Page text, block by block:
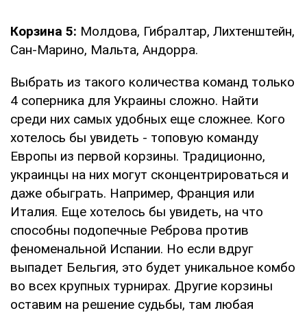
Корзина 5: Молдова, Гибралтар, Лихтенштейн,
Сан-Марино, Мальта, Андорра.
Выбрать из такого количества команд только
4 соперника для Украины сложно. Найти
среди них самых удобных еще сложнее. Кого
хотелось бы увидеть - топовую команду
Европы из первой корзины. Традиционно,
украинцы на них могут сконцентрироваться и
даже обыграть. Например, Франция или
Италия. Еще хотелось бы увидеть, на что
способны подопечные Реброва против
феноменальной Испании. Но если вдруг
выпадет Бельгия, это будет уникальное комбо
во всех крупных турнирах. Другие корзины
оставим на решение судьбы, там любая